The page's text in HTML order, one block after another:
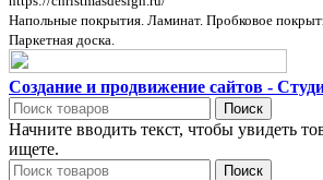
Напольные покрытия. Ламинат. Пробковое
Паркетная доска.
Создание и продвижение сайтов -
Поиск
Начните вводить текст, чтобы увидеть
ищете.
Поиск